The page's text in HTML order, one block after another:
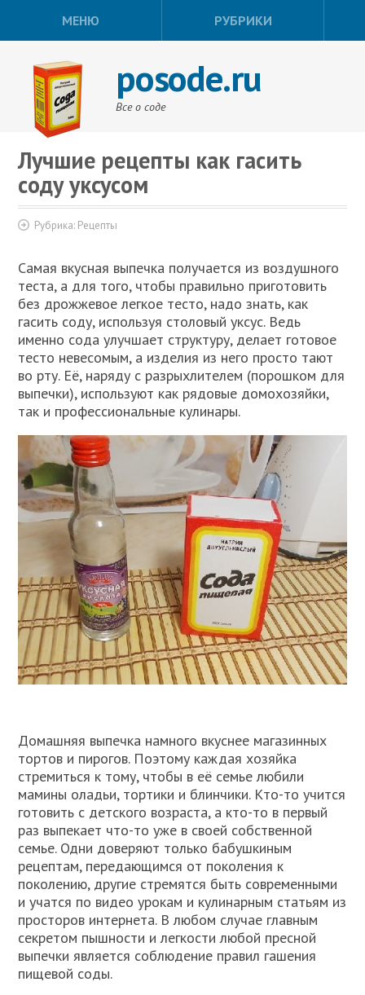
МЕНЮ РУБРИКИ
posode.ru
Все о соде
Лучшие рецепты как гасить
соду уксусом
Рубрика: Рецепты
Самая вкусная выпечка получается из воздушного
теста, а для того, чтобы правильно приготовить
без дрожжевое легкое тесто, надо знать, как
гасить соду, используя столовый уксус. Ведь
именно сода улучшает структуру, делает готовое
тесто невесомым, а изделия из него просто тают
во рту. Её, наряду с разрыхлителем (порошком для
выпечки), используют как рядовые домохозяйки,
так и профессиональные кулинары.
Домашняя выпечка намного вкуснее магазинных
тортов и пирогов. Поэтому каждая хозяйка
стремиться к тому, чтобы в её семье любили
мамины оладьи, тортики и блинчики. Кто-то учится
готовить с детского возраста, а кто-то в первый
раз выпекает что-то уже в своей собственной
семье. Одни доверяют только бабушкиным
рецептам, передающимся от поколения к
поколению, другие стремятся быть современными
и учатся по видео урокам и кулинарным статьям из
просторов интернета. В любом случае главным
секретом пышности и легкости любой пресной
выпечки является соблюдение правил гашения
пищевой соды.